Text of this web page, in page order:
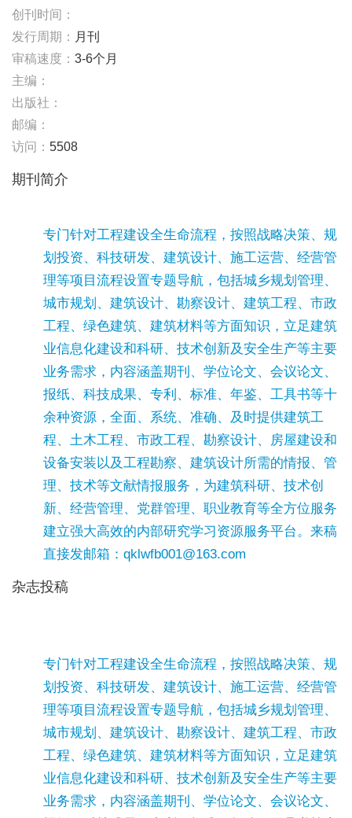
创刊时间：
发行周期： 月刊
审稿速度： 3-6个月
主编：
出版社：
邮编：
访问： 5508
期刊简介
专门针对工程建设全生命流程，按照战略决策、规
划投资、科技研发、建筑设计、施工运营、经营管
理等项目流程设置专题导航，包括城乡规划管理、
城市规划、建筑设计、勘察设计、建筑工程、市政
工程、绿色建筑、建筑材料等方面知识，立足建筑
业信息化建设和科研、技术创新及安全生产等主要
业务需求，内容涵盖期刊、学位论文、会议论文、
报纸、科技成果、专利、标准、年鉴、工具书等十
余种资源，全面、系统、准确、及时提供建筑工
程、土木工程、市政工程、勘察设计、房屋建设和
设备安装以及工程勘察、建筑设计所需的情报、管
理、技术等文献情报服务，为建筑科研、技术创
新、经营管理、党群管理、职业教育等全方位服务
建立强大高效的内部研究学习资源服务平台。来稿
直接发邮箱：qklwfb001@163.com
杂志投稿
专门针对工程建设全生命流程，按照战略决策、规
划投资、科技研发、建筑设计、施工运营、经营管
理等项目流程设置专题导航，包括城乡规划管理、
城市规划、建筑设计、勘察设计、建筑工程、市政
工程、绿色建筑、建筑材料等方面知识，立足建筑
业信息化建设和科研、技术创新及安全生产等主要
业务需求，内容涵盖期刊、学位论文、会议论文、